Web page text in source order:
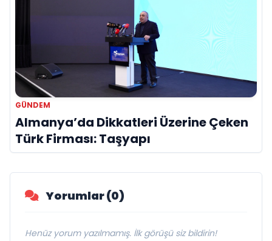
GÜNDEM
Almanya’da Dikkatleri Üzerine Çeken
Türk Firması: Taşyapı
Yorumlar (0)
Henüz yorum yazılmamış. İlk görüşü siz bildirin!